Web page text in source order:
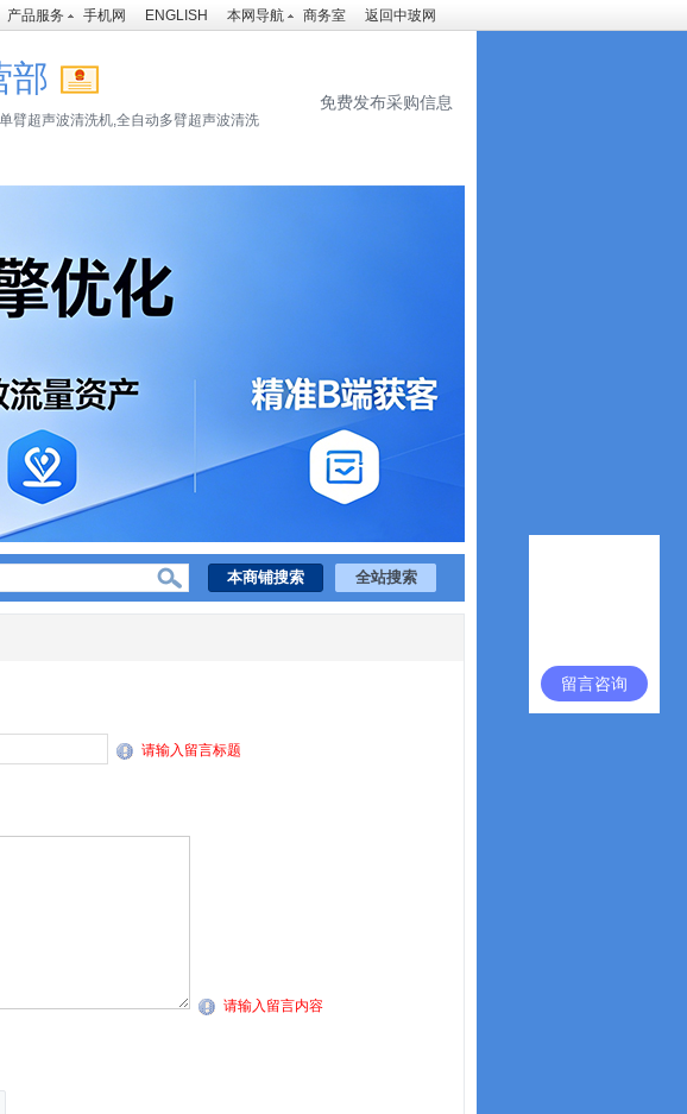
产品服务 手机网 ENGLISH 本网导航 商务室 返回中玻网
部
臂超声波清洗机,全自动多臂超声波清洗
免费发布采购信息
请输入留言标题
请输入留言内容
留言咨询